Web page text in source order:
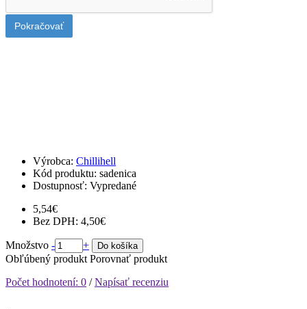
Pokračovať
Výrobca: Chillihell
Kód produktu: sadenica
Dostupnosť: Vypredané
5,54€
Bez DPH: 4,50€
Množstvo - + Do košíka
Obľúbený produkt Porovnať produkt
Počet hodnotení: 0 /Napísať recenziu